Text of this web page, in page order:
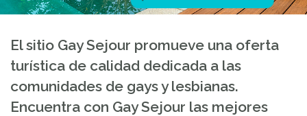
El sitio Gay Sejour promueve una oferta
turística de calidad dedicada a las
comunidades de gays y lesbianas.
Encuentra con Gay Sejour las mejores